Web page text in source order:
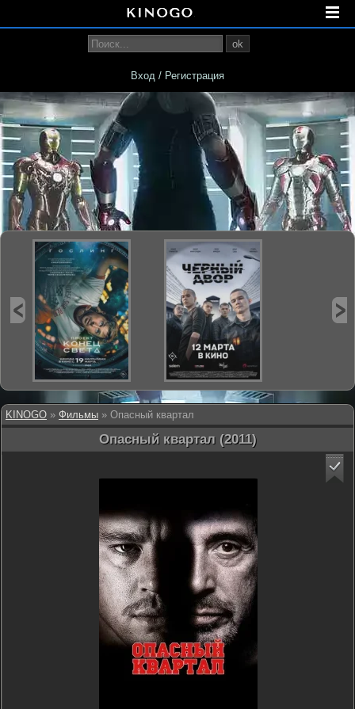
KINOGO » Фильмы » Опасный квартал
Опасный квартал (2011)
ok
Вход / Регистрация